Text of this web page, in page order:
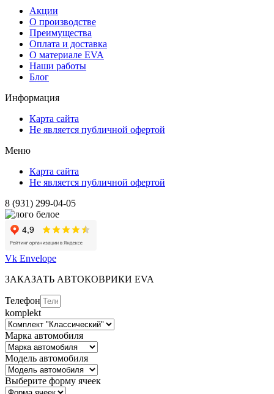
Акции
О производстве
Преимущества
Оплата и доставка
О материале EVA
Наши работы
Блог
Информация
Карта сайта
Не является публичной офертой
Меню
Карта сайта
Не является публичной офертой
8 (931) 299-04-05
Vk Envelope
ЗАКАЗАТЬ АВТОКОВРИКИ EVA
Телефон
komplekt
Марка автомобиля
Модель автомобиля
Выберите форму ячеек